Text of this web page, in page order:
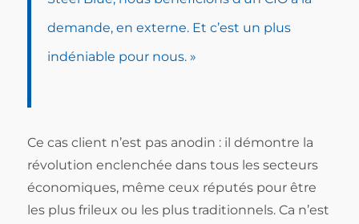
demande, en externe. Et c’est un plus
indéniable pour nous. »
Ce cas client n’est pas anodin : il démontre la
révolution enclenchée dans tous les secteurs
économiques, même ceux réputés pour être
les plus frileux ou les plus traditionnels. Ca n’est